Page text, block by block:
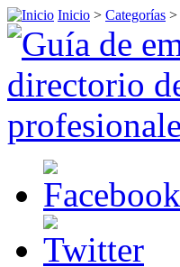
Inicio > Categorías >